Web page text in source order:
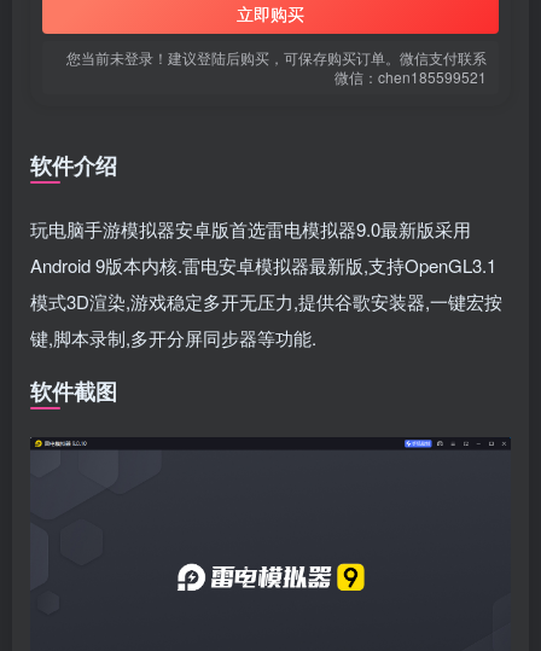
立即购买
您当前未登录！建议登陆后购买，可保存购买订单。微信支付联系
微信：chen185599521
软件介绍
玩电脑手游模拟器安卓版首选雷电模拟器9.0最新版采用
Android 9版本内核.雷电安卓模拟器最新版,支持OpenGL3.1
模式3D渲染,游戏稳定多开无压力,提供谷歌安装器,一键宏按
键,脚本录制,多开分屏同步器等功能.
软件截图